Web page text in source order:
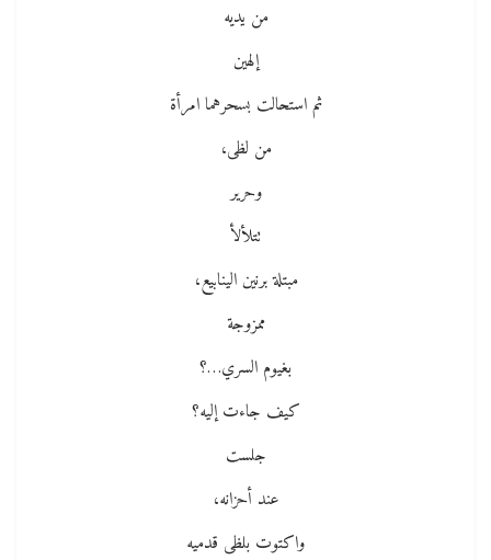
من يديه
إلهين
ثم استحالت بسحرهما امرأة
من لظى،
وحرير
تتلألأ
مبتلة برنين الينابيع،
ممزوجة
بغيوم السري…؟
كيف جاءت إليه؟
جلست
عند أحزانه،
واكتوت بلظى قدميه